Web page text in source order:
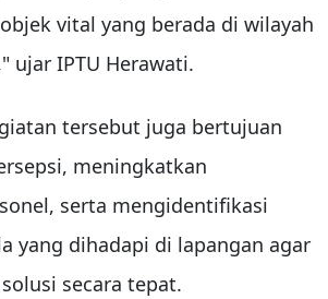
vital yang berada di wilayah
ujar IPTU Herawati.
tersebut juga bertujuan
meningkatkan
serta mengidentifikasi
yang dihadapi di lapangan agar
secara tepat.